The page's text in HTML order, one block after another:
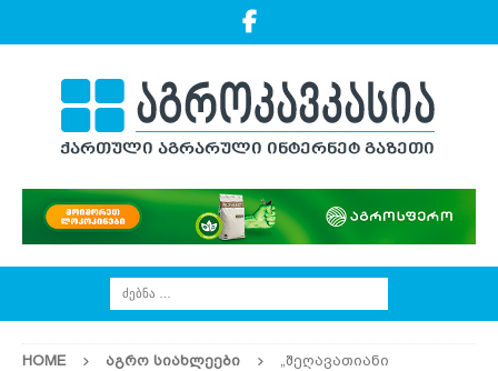
HOME ᲐᲒᲠᲝ ᲡᲘᲐᲮᲚᲔᲔᲑᲘ
„შეღავათიანი